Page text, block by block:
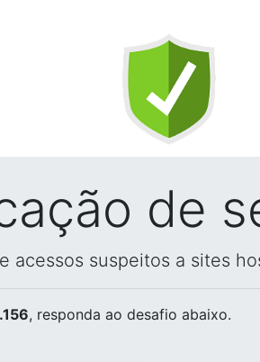
de
acessos suspeitos a sites
, responda ao desafio abaixo.